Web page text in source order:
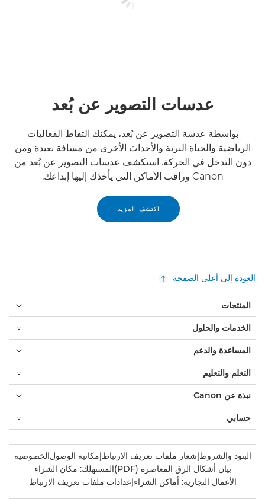
عدسات التصوير عن بُعد
بواسطة عدسة التصوير عن بُعد، يمكنك التقاط الفعاليات
الرياضية والحياة البرية والأحداث الأخرى من مسافة بعيدة ومن
دون التدخل في الحركة. استكشف عدسات التصوير عن بُعد من
Canon وراقب الأماكن التي يأخذك إليها إبداعك.
اكتشف المزيد
العودة إلى أعلى الصفحة
المنتجات
الخدمات والحلول
المساعدة والدعم
التعلم والتعليم
نبذة عن Canon
حسابي
البنود والشروطإشعار ملفات تعريف الارتباطإمكانية الوصولالخصوصية
بيان أشكال الرق المعاصرة (PDF)
المستهلك: مكان الشراء
الأعمال التجارية: أماكن الشراءإعدادات ملفات تعريف الارتباط